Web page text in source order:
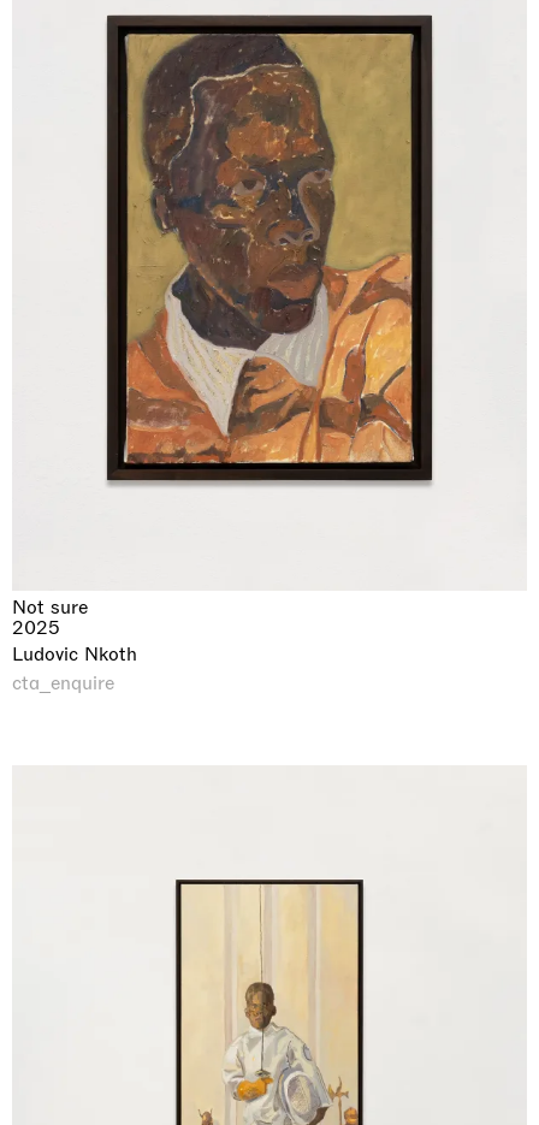
Not sure
2025
Ludovic Nkoth
cta_enquire